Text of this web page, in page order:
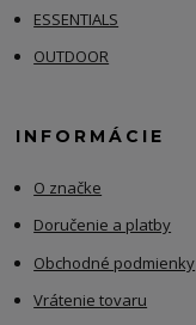
ESSENTIALS
OUTDOOR
INFORMÁCIE
O značke
Doručenie a platby
Obchodné podmienky
Vrátenie tovaru